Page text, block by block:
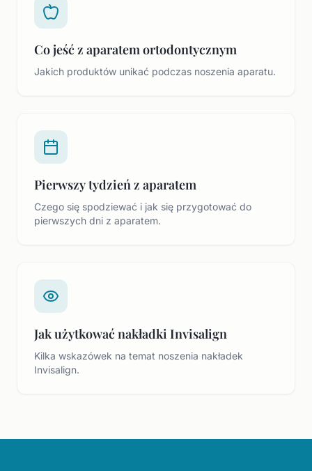
Co jeść z aparatem ortodontycznym
Jakich produktów unikać podczas noszenia aparatu.
Pierwszy tydzień z aparatem
Czego się spodziewać i jak się przygotować do
pierwszych dni z aparatem.
Jak użytkować nakładki Invisalign
Kilka wskazówek na temat noszenia nakładek
Invisalign.